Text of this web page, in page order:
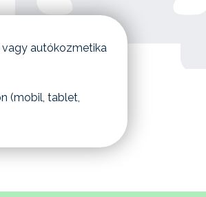
autókozmetika
(mobil, tablet,